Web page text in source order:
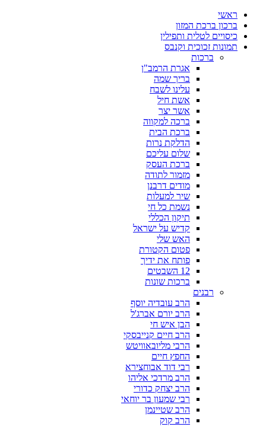
ראשי
ברכון ברכת המזון
כיסויים לטלית ותפילין
תמונות זכוכית וקנבס
ברכות
אגרת הרמב"ן
בריך שמה
עלינו לשבח
אשת חיל
אשר יצר
ברכה למקווה
ברכת הבית
הדלקת נרות
שלום עליכם
ברכת העסק
מזמור לתודה
מודים דרבנן
שיר למעלות
נשמת כל חי
תיקון הכללי
קדיש על ישראל
האש שלי
פטום הקטורת
פותח את ידיך
12 השבטים
ברכות שונות
רבנים
הרב עובדיה יוסף
הרב יורם אברג'ל
הבן איש חי
הרב חיים קנייבסקי
הרבי מליובאוויטש
החפץ חיים
רבי דוד אבוחצירא
הרב מרדכי אליהו
הרב יצחק כדורי
רבי שמעון בר יוחאי
הרב שטיינמן
הרב קוק